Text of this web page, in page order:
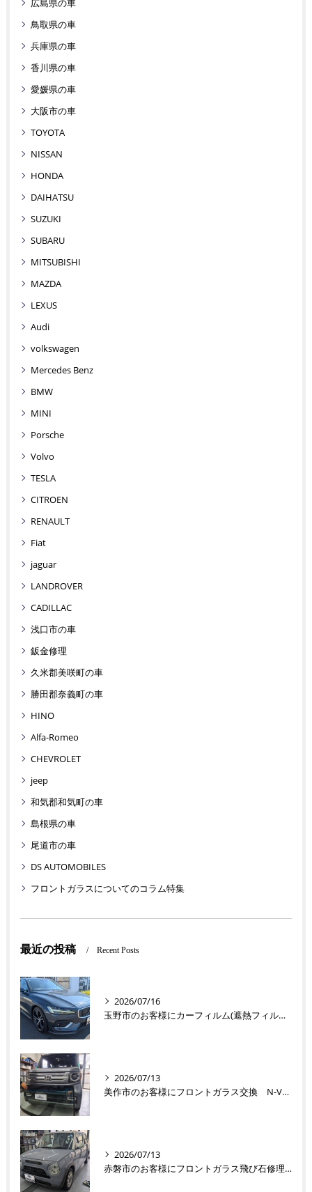
広島県の車
鳥取県の車
兵庫県の車
香川県の車
愛媛県の車
大阪市の車
TOYOTA
NISSAN
HONDA
DAIHATSU
SUZUKI
SUBARU
MITSUBISHI
MAZDA
LEXUS
Audi
volkswagen
Mercedes Benz
BMW
MINI
Porsche
Volvo
TESLA
CITROEN
RENAULT
Fiat
jaguar
LANDROVER
CADILLAC
浅口市の車
鈑金修理
久米郡美咲町の車
勝田郡奈義町の車
HINO
Alfa-Romeo
CHEVROLET
jeep
和気郡和気町の車
島根県の車
尾道市の車
DS AUTOMOBILES
フロントガラスについてのコラム特集
最近の投稿 Recent Posts
2026/07/16
玉野市のお客様にカーフィルム(遮熱フィルム) V60【nexus株式会社】
2026/07/13
美作市のお客様にフロントガラス交換 N-VAN【nexus株式会社】
2026/07/13
赤磐市のお客様にフロントガラス飛び石修理 ラパン【nexus株式会社】